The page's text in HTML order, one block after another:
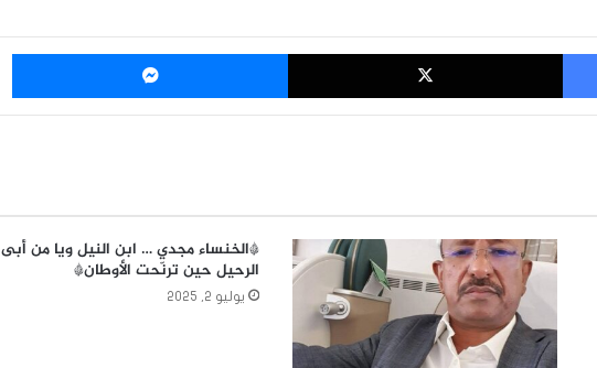
فيسبوك ‫X
*الخنساء مجدي … ابن النيل ويا من أبى
الرحيل حين ترنّحت الأوطان*
يوليو 2, 2025